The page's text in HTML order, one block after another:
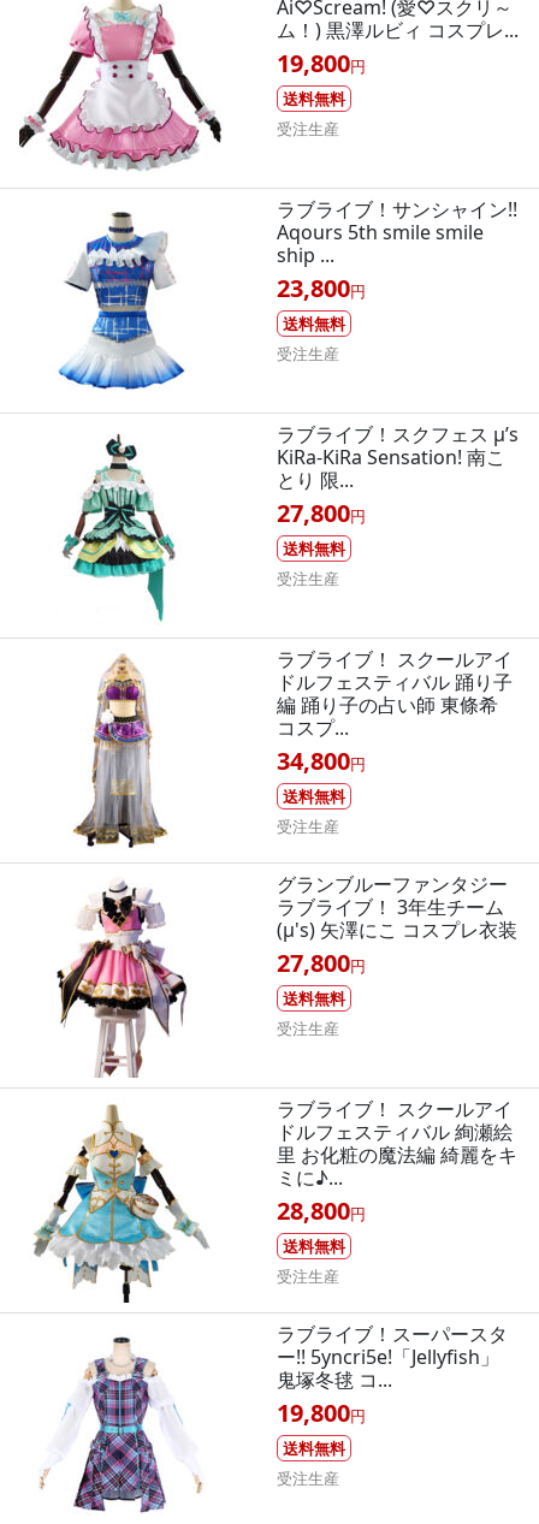
Ai♡Scream! (愛♡スクリ～
ム！) 黒澤ルビィ コスプレ...
19,800円
送料無料
受注生産
ラブライブ！サンシャイン!!
Aqours 5th smile smile
ship ...
23,800円
送料無料
受注生産
ラブライブ！スクフェス μ’s
KiRa-KiRa Sensation! 南こ
とり 限...
27,800円
送料無料
受注生産
ラブライブ！ スクールアイ
ドルフェスティバル 踊り子
編 踊り子の占い師 東條希
コスプ...
34,800円
送料無料
受注生産
グランブルーファンタジー
ラブライブ！ 3年生チーム
(μ's) 矢澤にこ コスプレ衣装
27,800円
送料無料
受注生産
ラブライブ！ スクールアイ
ドルフェスティバル 絢瀬絵
里 お化粧の魔法編 綺麗をキ
ミに♪...
28,800円
送料無料
受注生産
ラブライブ！スーパースタ
ー!! 5yncri5e!「Jellyfish」
鬼塚冬毬 コ...
19,800円
送料無料
受注生産